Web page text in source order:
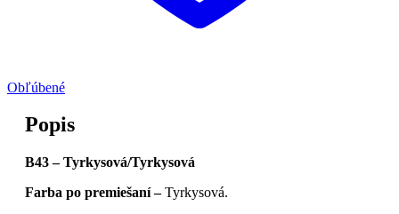
Obľúbené
Popis
B43 – Tyrkysová/Tyrkysová
Farba po premiešaní –Tyrkysová.